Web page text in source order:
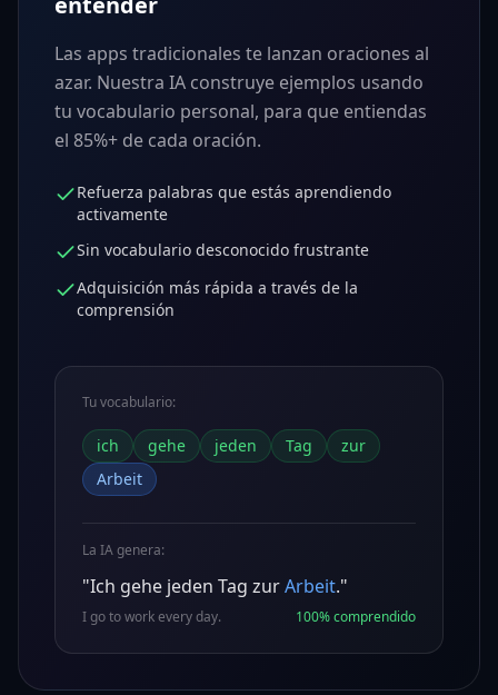
Las apps tradicionales te lanzan oraciones al
azar. Nuestra IA construye ejemplos usando
tu vocabulario personal, para que entiendas
el 85%+ de cada oración.
Refuerza palabras que estás aprendiendo
activamente
Sin vocabulario desconocido frustrante
Adquisición más rápida a través de la
comprensión
Tu vocabulario:
ich gehe jeden Tag
zur
Arbeit
La IA genera:
"Ich gehe jeden Tag zurArbeit."
I go to work every day. 100%comprendido